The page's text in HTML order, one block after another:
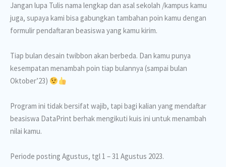
Jangan lupa Tulis nama lengkap dan asal sekolah /kampus kamu
juga, supaya kami bisa gabungkan tambahan poin kamu dengan
formulir pendaftaran beasiswa yang kamu kirim.
Tiap bulan desain twibbon akan berbeda. Dan kamu punya
kesempatan menambah poin tiap bulannya (sampai bulan
Oktober’23)
Program ini tidak bersifat wajib, tapi bagi kalian yang mendaftar
beasiswa DataPrint berhak mengikuti kuis ini untuk menambah
nilai kamu.
Periode posting Agustus, tgl 1 – 31 Agustus 2023.